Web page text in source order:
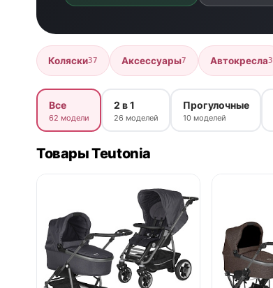
Коляски37 Аксессуары7 Автокресла3
Все
62 модели
2 в 1
26 моделей
Прогулочные
10 моделей
Товары Teutonia